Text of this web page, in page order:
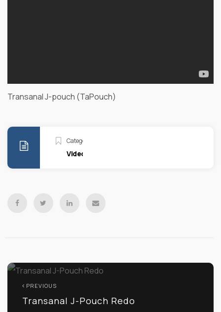
Transanal J-pouch (TaPouch)
Categories
Video
PREVIOUS
Transanal J-Pouch Redo